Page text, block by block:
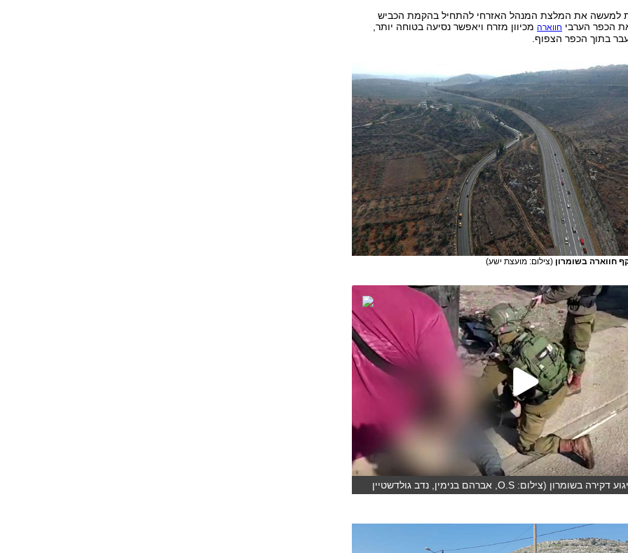
את המלצת המנהל האזרחי להתחיל בהקמת הכביש
הכפר הערבי חווארהמכיוון מזרח ויאפשר נסיעה בטוחה יותר,
בתוך הכפר הצפוף.
חווארה בשומרון (צילום: מועצת ישע)
אתמול: ניסיון פיגוע דקירה בשומרון (צילום: O.S, אברהם בנימין, נדב גולדשטיין